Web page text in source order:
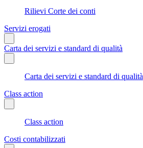
Rilievi Corte dei conti
Servizi erogati
Carta dei servizi e standard di qualità
Carta dei servizi e standard di qualità
Class action
Class action
Costi contabilizzati